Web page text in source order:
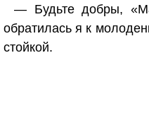
— Будьте добры,
обратилась я к
стойкой.